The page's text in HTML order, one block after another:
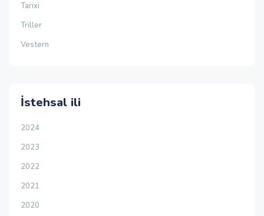
Tarixi
Triller
Vestern
İstehsal ili
2024
2023
2022
2021
2020